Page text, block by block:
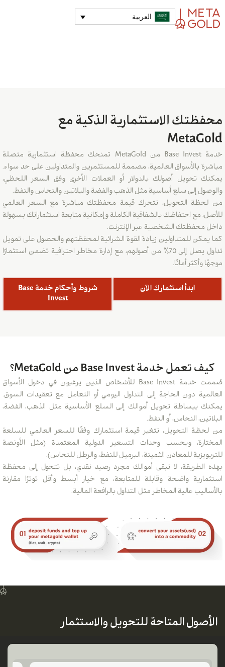
العربية
محفظتك الاستثمارية الذكية مع
MetaGold
خدمة Base Invest من MetaGold تمنحك محفظة استثمارية متصلة
مباشرة بالأسواق العالمية، مصممة للمستثمرين والمتداولين على حد سواء.
يمكنك تحويل أصولك بالدولار أو العملات الأخرى وفق السعر اللحظي،
والوصول إلى سلع أساسية مثل الذهب والفضة والبلاتين والنحاس والنفط.
من لحظة التحويل، تتحرك قيمة محفظتك مباشرة مع السعر العالمي
للأصل، مع احتفاظك بالشفافية الكاملة وإمكانية متابعة استثماراتك بسهولة
داخل محفظتك الشخصية عبر الإنترنت.
كما يمكن للمتداولين زيادة القوة الشرائية لمحفظتهم والحصول على تمويل
تداول يصل إلى 70٪ من أصولهم، مع إدارة مخاطر احترافية تضمن استثمارًا
موجهًا وأكثر أمانًا.
شروط وأحكام خدمة Base
Invest
ابدأ استثمارك الآن
كيف تعمل خدمة Base Invest من MetaGold؟
صُممت خدمة Base Invest للأشخاص الذين يرغبون في دخول الأسواق
العالمية دون الحاجة إلى التداول اليومي أو التعامل مع تعقيدات السوق.
يمكنك ببساطة تحويل أموالك إلى السلع الأساسية مثل الذهب، الفضة،
البلاتين، النحاس، أو النفط.
من لحظة التحويل، تتغير قيمة استثمارك وفقًا للسعر العالمي للسلعة
المختارة، وبحسب وحدات التسعير الدولية المعتمدة (مثل الأونصة
للتريويزية للمعادن الثمينة، البرميل للنفط، والرطل للنحاس).
بهذه الطريقة، لا تبقى أموالك مجرد رصيد نقدي، بل تتحول إلى محفظة
استثمارية واضحة وقابلة للمتابعة، مع خيار أبسط وأقل توترًا مقارنة
بالأساليب عالية المخاطر مثل التداول بالرافعة المالية.
الأصول المتاحة للتحويل والاستثمار